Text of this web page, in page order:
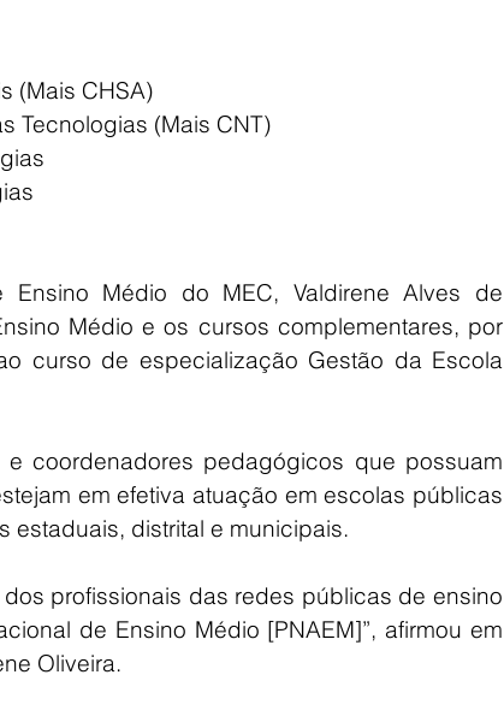
(Mais CHSA)
Tecnologias (Mais CNT)
Ensino Médio do MEC, Valdirene Alves de
Médio e os cursos complementares, por
curso de especialização Gestão da Escola
coordenadores pedagógicos que possuam
em efetiva atuação em escolas públicas
estaduais, distrital e municipais.
profissionais das redes públicas de ensino
de Ensino Médio [PNAEM]”, afirmou em
Oliveira.